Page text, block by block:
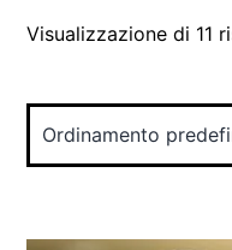
Visualizzazione di 11